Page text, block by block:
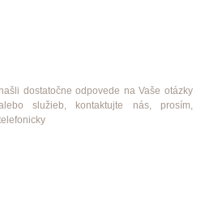
dostatočne odpovede na Vaše otázky
služieb, kontaktujte nás, prosím,